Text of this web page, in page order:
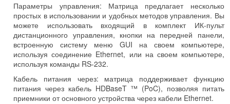
Параметры управления: Матрица предлагает несколько
простых в использовании и удобных методов управления. Вы
можете использовать входящий в комплект ИК-пульт
дистанционного управления, кнопки на передней панели,
встроенную систему меню GUI на своем компьютере,
используя соединение Ethernet, или на своем компьютере,
используя команды RS-232.
Кабель питания через: матрица поддерживает функцию
питания через кабель HDBaseT ™ (PoC), позволяя питать
приемники от основного устройства через кабели Ethernet.